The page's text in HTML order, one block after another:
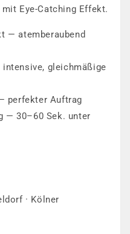
Eye-Catching Effekt.
— atemberaubend
gleichmäßige
perfekter Auftrag
— 30–60 Sek. unter
· Kölner